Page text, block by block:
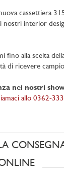
cassettiera
nostri interior
fino alla scelta
di ricevere
nei nostri
allo 0362-